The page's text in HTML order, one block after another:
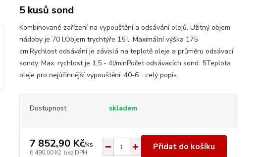
5 kusů sond
Kombinované zařízení na vypouštění a odsávání olejů. Užitný objem
nádoby je 70 l.Objem trychtýře 15 l. Maximální výška 175
cm.Rychlost odsávání je závislá na teplotě oleje a průměru odsávací
sondy. Max. rychlost je 1,5 - 4l/minPočet odsávacích sond: 5Teplota
oleje pro nejúčinnější vypouštění: 40-6... celý popis
Dostupnost skladem
7 852,90 Kč/ks
6 490,00 Kč bez DPH
Přidat do košíku